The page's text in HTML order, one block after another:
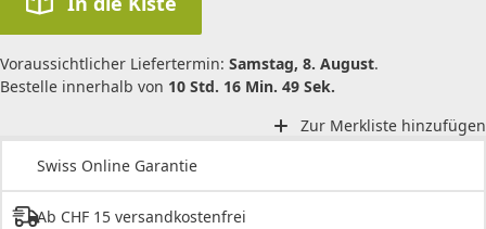
Voraussichtlicher Liefertermin: Samstag, 8. August.
Bestelle innerhalb von 10 Std. 16 Min. 49 Sek.
Zur Merkliste hinzufügen
Swiss Online Garantie
Ab CHF 15 versandkostenfrei